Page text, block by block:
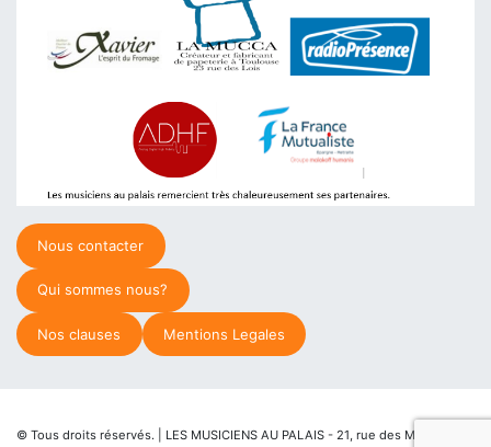
Nous contacter
Qui sommes nous?
Nos clauses Mentions Legales
© Tous droits réservés. | LES MUSICIENS AU PALAIS - 21, rue des Martyrs de